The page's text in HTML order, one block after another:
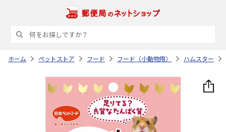
ホーム ペットストア フード フード（小動物用） ハムスター